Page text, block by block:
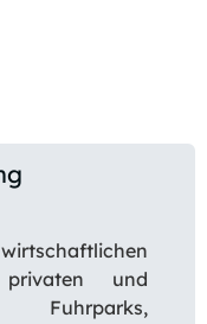
und